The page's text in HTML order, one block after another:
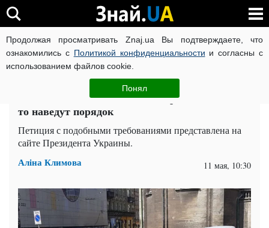
Продолжая просматривать Znaj.ua Вы подтверждаете, что
ознакомились с Политикой конфиденциальности и согласны с
использованием файлов cookie.
Понял
ВОЙНА РОССИИ ПРОТИВ УКРАИНЫ КОРОНАВИРУС В
ЧИТАТИ УКРАЇНСЬКОЮ
С бешеными самокатами на дорогах наконец-
то наведут порядок
Петиция с подобными требованиями представлена ​​на
сайте Президента Украины.
Аліна Климова 11 мая, 10:30